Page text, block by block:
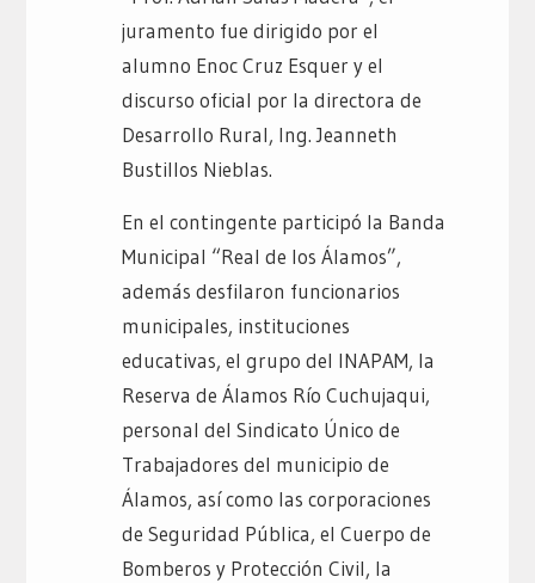
juramento fue dirigido por el
alumno Enoc Cruz Esquer y el
discurso oficial por la directora de
Desarrollo Rural, Ing. Jeanneth
Bustillos Nieblas.
En el contingente participó la Banda
Municipal “Real de los Álamos”,
además desfilaron funcionarios
municipales, instituciones
educativas, el grupo del INAPAM, la
Reserva de Álamos Río Cuchujaqui,
personal del Sindicato Único de
Trabajadores del municipio de
Álamos, así como las corporaciones
de Seguridad Pública, el Cuerpo de
Bomberos y Protección Civil, la